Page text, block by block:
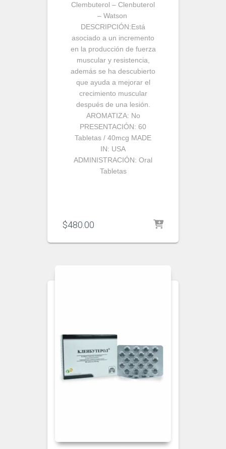
Clembuterol – Clenbuterol
– Watson
DESCRIPCIÓN:Está
asociado a un incremento
en la producción de fuerza
muscular y resistencia,
además se ha descubierto
que ayuda a mejorar el
crecimiento muscular
después de una lesión.
AROMATIZA: No
PRESENTACIÓN: 60
Tabletas / 40mcg MADE
IN: USA
ADMINISTRACIÓN: Oral
Tabletas
$480.00